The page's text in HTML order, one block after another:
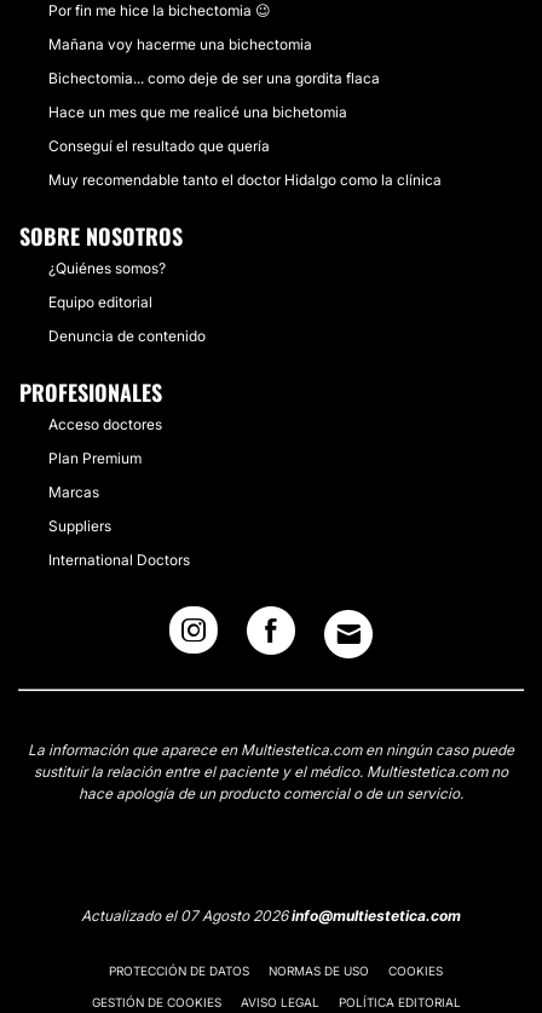
Por fin me hice la bichectomia 😉
Mañana voy hacerme una bichectomia
Bichectomia... como deje de ser una gordita flaca
Hace un mes que me realicé una bichetomia
Conseguí el resultado que quería
Muy recomendable tanto el doctor Hidalgo como la clínica
SOBRE NOSOTROS
¿Quiénes somos?
Equipo editorial
Denuncia de contenido
PROFESIONALES
Acceso doctores
Plan Premium
Marcas
Suppliers
International Doctors
La información que aparece en Multiestetica.com en ningún caso puede
sustituir la relación entre el paciente y el médico. Multiestetica.com no
hace apología de un producto comercial o de un servicio.
Actualizado el 07 Agosto 2026info@multiestetica.com
PROTECCIÓN DE DATOS NORMAS DE USO COOKIES
GESTIÓN DE COOKIES AVISO LEGAL POLÍTICA EDITORIAL